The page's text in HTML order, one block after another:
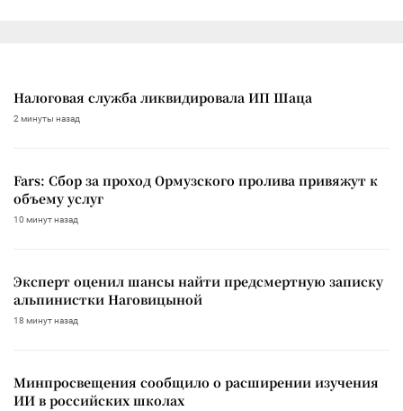
Налоговая служба ликвидировала ИП Шаца
2 минуты назад
Fars: Сбор за проход Ормузского пролива привяжут к
объему услуг
10 минут назад
Эксперт оценил шансы найти предсмертную записку
альпинистки Наговицыной
18 минут назад
Минпросвещения сообщило о расширении изучения
ИИ в российских школах